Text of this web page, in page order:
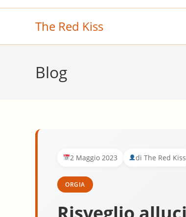
Salta
The Red Kiss
Blog
2 Maggio 2023 di The Red Kiss
ORGIA